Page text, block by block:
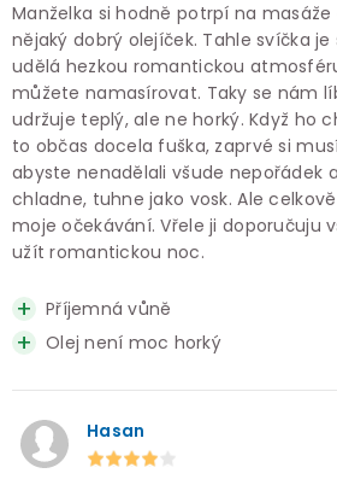
Manželka si hodně potrpí na
nějaký dobrý olejíček. Tahle svíčka
udělá hezkou romantickou
můžete namasírovat. Taky se nám
udržuje teplý, ale ne horký. Když ho
to občas docela fuška, zaprvé si
abyste nenadělali všude nepořádek
chladne, tuhne jako vosk. Ale
moje očekávání. Vřele ji doporučuju
užít romantickou noc.
Příjemná vůně
Olej není moc horký
Hasan